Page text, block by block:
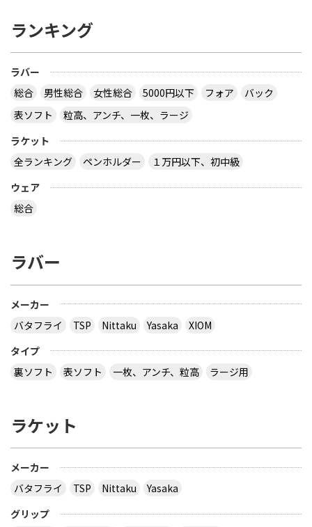
ランキング
ラバー
総合
男性総合 女性総合 5000円以下 フォア
バック
表ソフト
粒高、アンチ、一枚、ラージ
ラケット
全ランキング
ペンホルダー
１万円以下、初中級
ウェア
総合
ラバー
メーカー
バタフライ
TSP Nittaku Yasaka
XIOM
タイプ
裏ソフト
表ソフト 一枚、アンチ、粒高 ラージ用
ラケット
メーカー
バタフライ
TSP Nittaku
Yasaka
グリップ